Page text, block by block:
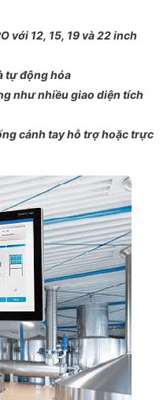
với 12, 15, 19 và 22 inch
tự động hóa
như nhiều giao diện tích
cánh tay hỗ trợ hoặc trực